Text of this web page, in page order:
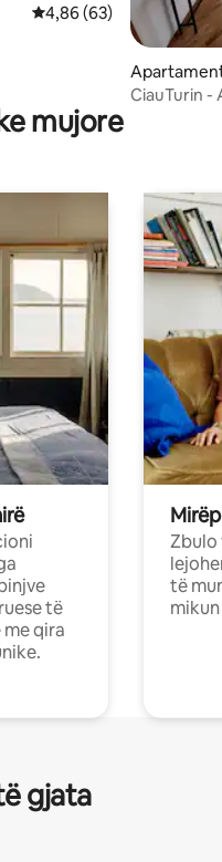
Vlerësimi mesatar 4,86
4,86 (63)
Apartament
rinese
CiauTurin -
mujore
të
qira
Zbulo
të
gjata